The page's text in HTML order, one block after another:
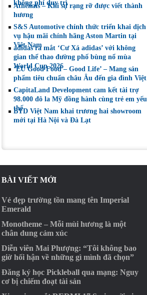
không phí duy trì
Athénaïs – Khi sự rạng rỡ được viết thành
hương
S&S Automotive chính thức triển khai dịch
vụ hậu mãi chính hãng Aston Martin tại
Việt Nam
adidas ra mắt ‘Cư Xá adidas’ với không
gian thể thao đường phố bùng nổ mùa
World Cup 2026
‘EU Good Food – Good Life’ – Mang sản
phẩm tiêu chuẩn châu Âu đến gia đình Việt
CapitaLand Development cam kết tài trợ
98.000 đô la Mỹ đồng hành cùng trẻ em yếu
thế
BYD Việt Nam khai trương hai showroom
mới tại Hà Nội và Đà Lạt
BÀI VIẾT MỚI
Vẻ đẹp trường tồn mang tên Imperial
Emerald
Monotheme – Mỗi mùi hương là một
chân dung cảm xúc
Diễn viên Mai Phượng: “Tôi không bao
giờ hối hận về những gì mình đã chọn”
Đăng ký học Pickleball qua mạng: Nguy
cơ bị chiếm đoạt tài sản